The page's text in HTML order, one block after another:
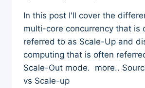
In this post I'll cover the
multi-core concurrency that is
referred to as Scale-Up and
computing that is often
Scale-Out mode. more..
vs Scale-up